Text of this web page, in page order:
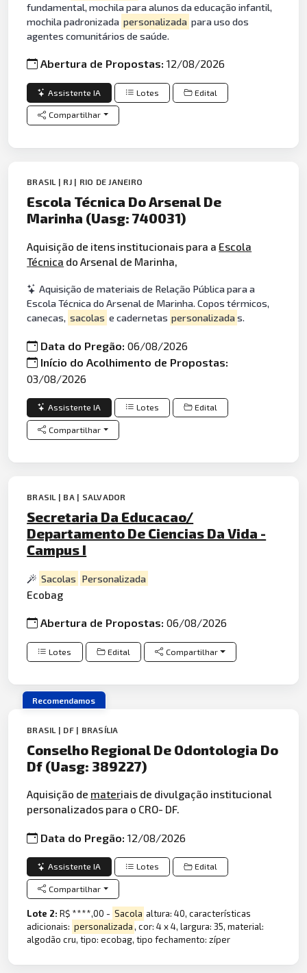
fundamental, mochila para alunos da educação infantil,
mochila padronizada personalizada para uso dos
agentes comunitários de saúde.
Abertura de Propostas:12/08/2026
Assistente IA Lotes Edital
Compartilhar
BRASIL | RJ | RIO DE JANEIRO
Escola Técnica Do Arsenal De
Marinha (Uasg: 740031)
Aquisição de itens institucionais para a Escola
Técnica do Arsenal de Marinha,
Aquisição de materiais de Relação Pública para a
Escola Técnica do Arsenal de Marinha. Copos térmicos,
canecas, sacolas e cadernetas personalizadas.
Data do Pregão:06/08/2026
Início do Acolhimento de Propostas:
03/08/2026
Assistente IA Lotes Edital
Compartilhar
BRASIL | BA | SALVADOR
Secretaria Da Educacao/
Departamento De Ciencias Da Vida -
Campus I
Sacolas Personalizada
Ecobag
Abertura de Propostas:06/08/2026
Lotes Edital Compartilhar
Recomendamos
BRASIL | DF | BRASÍLIA
Conselho Regional De Odontologia Do
Df (Uasg: 389227)
Aquisição de materiais de divulgação institucional
personalizados para o CRO- DF.
Data do Pregão:12/08/2026
Assistente IA Lotes Edital
Compartilhar
Lote 2:R$ ****,00 - Sacola altura: 40, características
adicionais: personalizada, cor: 4 x 4, largura: 35, material:
algodão cru, tipo: ecobag, tipo fechamento: zíper